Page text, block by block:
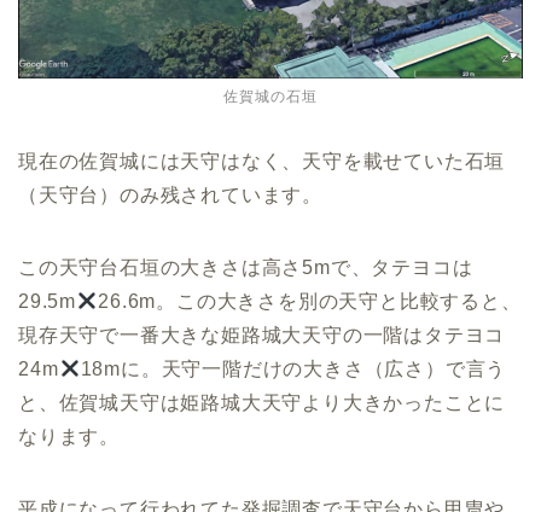
佐賀城の石垣
現在の佐賀城には天守はなく、天守を載せていた石垣
（天守台）のみ残されています。
この天守台石垣の大きさは高さ5mで、タテヨコは
29.5m
26.6m。この大きさを別の天守と比較すると、
現存天守で一番大きな姫路城大天守の一階はタテヨコ
24m
18mに。天守一階だけの大きさ（広さ）で言う
と、佐賀城天守は姫路城大天守より大きかったことに
なります。